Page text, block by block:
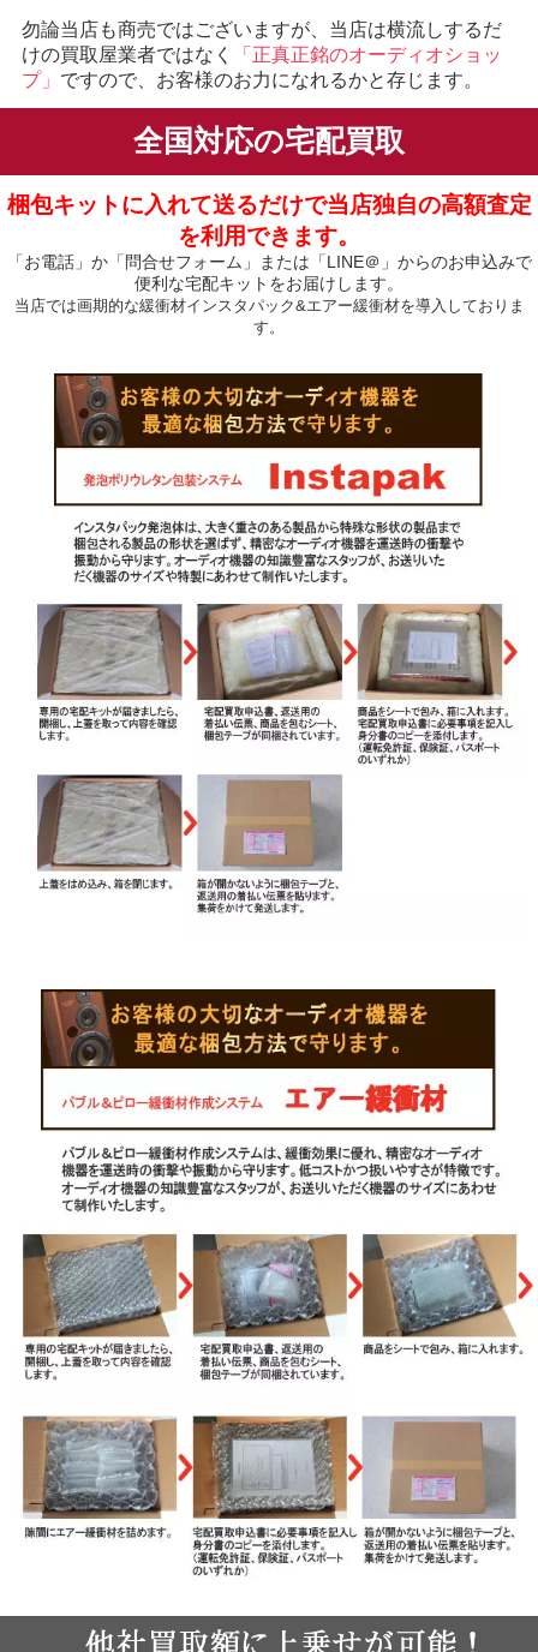
勿論当店も商売ではございますが、当店は横流しするだ
けの買取屋業者ではなく
「正真正銘のオーディオショッ
プ」 ですので、お客様のお力になれるかと存じます。
全国対応の宅配買取
梱包キットに入れて送るだけで当店独自の高額査定
を利用できます。
「お電話」か「問合せフォーム」または「LINE＠」からのお申込みで
便利な宅配キットをお届けします。
当店では画期的な緩衝材インスタパック&エアー緩衝材を導入しておりま
す。